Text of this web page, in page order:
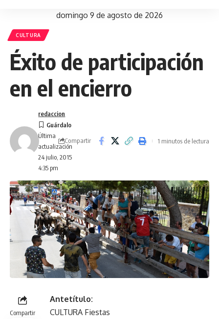
domingo 9 de agosto de 2026
CULTURA
Éxito de participación
en el encierro
Última
actualización
24 julio, 2015
4:35 pm
redaccion
Compartir 1 minutos de lectura
Compartir
Antetítulo:
CULTURA Fiestas